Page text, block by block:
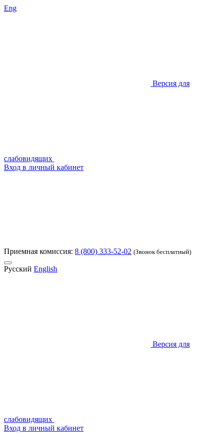
Eng
Версия для
слабовидящих
Вход в личный кабинет
Приемная комиссия: 8 (800) 333-52-02 (Звонок бесплатный)
Русский English
Версия для
слабовидящих
Вход в личный кабинет